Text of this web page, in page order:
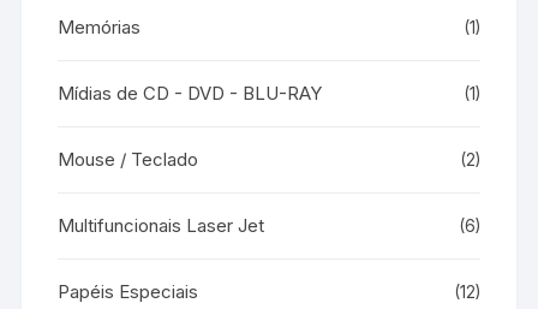
Memórias (1)
Mídias de CD - DVD - BLU-RAY (1)
Mouse / Teclado (2)
Multifuncionais Laser Jet (6)
Papéis Especiais (12)